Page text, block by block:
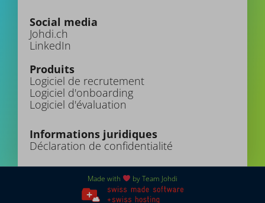
Social media
Johdi.ch
LinkedIn
Produits
Logiciel de recrutement
Logiciel d'onboarding
Logiciel d'évaluation
Informations juridiques
Déclaration de confidentialité
Made with by Team Johdi